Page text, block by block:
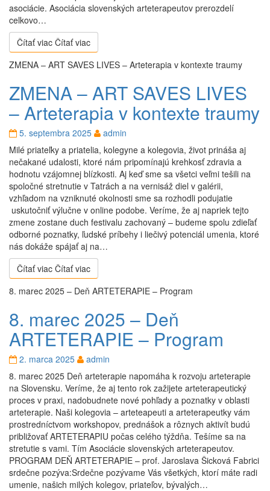
asociácie. Asociácia slovenských arteterapeutov prerozdelí
celkovo…
Čítať viac Čítať viac
ZMENA – ART SAVES LIVES – Arteterapia v kontexte traumy
ZMENA – ART SAVES LIVES
– Arteterapia v kontexte traumy
5. septembra 2025
admin
Milé priateľky a priatelia, kolegyne a kolegovia, život prináša aj
nečakané udalosti, ktoré nám pripomínajú krehkosť zdravia a
hodnotu vzájomnej blízkosti. Aj keď sme sa všetci veľmi tešili na
spoločné stretnutie v Tatrách a na vernisáž diel v galérii,
vzhľadom na vzniknuté okolnosti sme sa rozhodli podujatie
uskutočniť výlučne v online podobe. Veríme, že aj napriek tejto
zmene zostane duch festivalu zachovaný – budeme spolu zdieľať
odborné poznatky, ľudské príbehy i liečivý potenciál umenia, ktoré
nás dokáže spájať aj na…
Čítať viac Čítať viac
8. marec 2025 – Deň ARTETERAPIE – Program
8. marec 2025 – Deň
ARTETERAPIE – Program
2. marca 2025
admin
8. marec 2025 Deň arteterapie napomáha k rozvoju arteterapie
na Slovensku. Veríme, že aj tento rok zažijete arteterapeutický
proces v praxi, nadobudnete nové pohľady a poznatky v oblasti
arteterapie. Naši kolegovia – arteteapeuti a arteterapeutky vám
prostredníctvom workshopov, prednášok a rôznych aktivít budú
približovať ARTETERAPIU počas celého týždňa. Tešíme sa na
stretutie s vami. Tím Asociácie slovenských arteterapeutov.
PROGRAM DEŇ ARTETERAPIE – prof. Jaroslava Šicková Fabrici
srdečne pozýva:Srdečne pozývame Vás všetkých, ktorí máte radi
umenie, našich milých kolegov, priateľov, bývalých…